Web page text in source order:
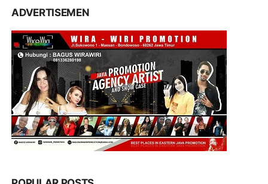
ADVERTISEMEN